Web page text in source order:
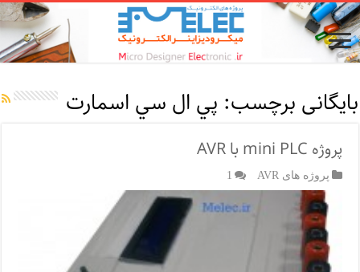
بایگانی برچسب: پي ال سي اسمارت
پروژه mini PLC با AVR
پروژه های AVR 1